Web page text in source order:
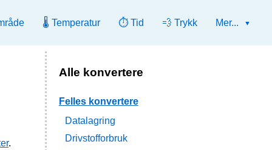
🌡️ Temperatur ⏱️ Tid 💨 Trykk Mer...
.
Alle konvertere
Felles konvertere
Datalagring
Drivstofforbruk